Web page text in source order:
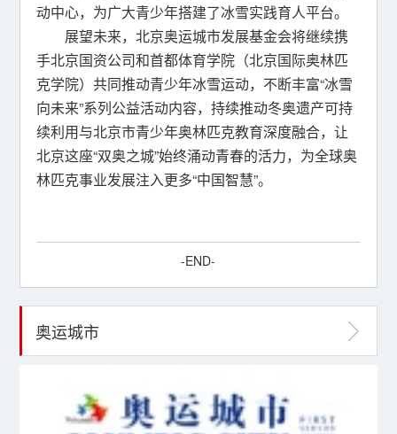
动中心，为广大青少年搭建了冰雪实践育人平台。
展望未来，北京奥运城市发展基金会将继续携
手北京国资公司和首都体育学院（北京国际奥林匹
克学院）共同推动青少年冰雪运动，不断丰富“冰雪
向未来”系列公益活动内容，持续推动冬奥遗产可持
续利用与北京市青少年奥林匹克教育深度融合，让
北京这座“双奥之城”始终涌动青春的活力，为全球奥
林匹克事业发展注入更多“中国智慧”。
-END-
奥运城市